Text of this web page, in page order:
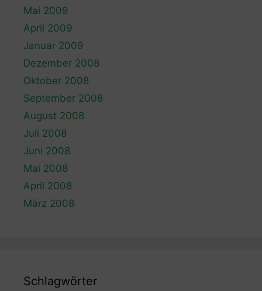
Mai 2009
April 2009
Januar 2009
Dezember 2008
Oktober 2008
September 2008
August 2008
Juli 2008
Juni 2008
Mai 2008
April 2008
März 2008
Schlagwörter